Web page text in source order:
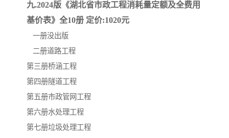
九.2024版《湖北省市政工程消耗量定额及全费用
基价表》全10册 定价:1020元
一册没出版
二册道路工程
第三册桥涵工程
第四册隧道工程
第五册市政管网工程
第六册水处理工程
第七册垃圾处理工程